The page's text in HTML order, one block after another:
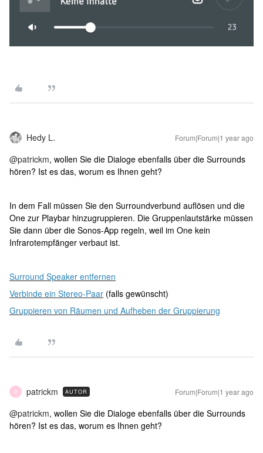
Hedy L. Forum|Forum|1 year ago
@patrickm, wollen Sie die Dialoge ebenfalls über die Surrounds
hören? Ist es das, worum es Ihnen geht?
In dem Fall müssen Sie den Surroundverbund auflösen und die
One zur Playbar hinzugruppieren. Die Gruppenlautstärke müssen
Sie dann über die Sonos-App regeln, weil im One kein
Infrarotempfänger verbaut ist.
Surround Speaker entfernen
Verbinde ein Stereo-Paar (falls gewünscht)
Gruppieren von Räumen und Aufheben der Gruppierung
P patrickm AUTOR Forum|Forum|1 year ago
@patrickm, wollen Sie die Dialoge ebenfalls über die Surrounds
hören? Ist es das, worum es Ihnen geht?